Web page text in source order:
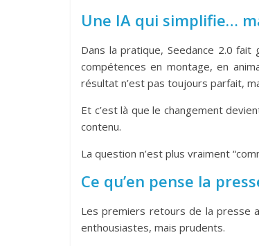
Une IA qui simplifie…
Dans la pratique, Seedance 2.0
compétences en montage, en
résultat n’est pas toujours parfait,
Et c’est là que le changement
contenu.
La question n’est plus vraiment
Ce qu’en pense la
Les premiers retours de la presse
enthousiastes, mais prudents.